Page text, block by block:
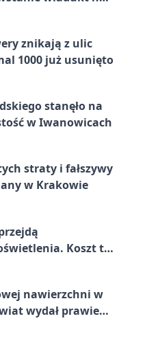
znikają z ulic
1000 już usunięto
stanęło na
w Iwanowicach
straty i fałszywy
w Krakowie
Koszt to
nawierzchni w
wydał prawie